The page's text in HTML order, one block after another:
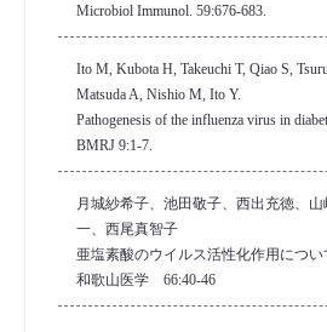
Microbiol Immunol. 59:676-683.
Ito M, Kubota H, Takeuchi T, Qiao S,
Matsuda A, Nishio M, Ito Y.
Pathogenesis of the influenza virus in
BMRJ 9:1-7.
月城紗希子、池田敬子、西出充徳、
一、西尾真智子
亜塩素酸のウイルス活性化作用につ
和歌山医学 66:40-46